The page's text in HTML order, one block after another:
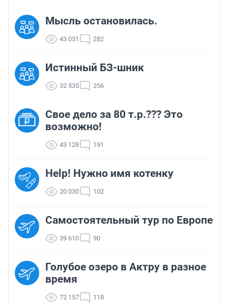
Мысль остановилась.
43 031 282
Истинный БЗ-шник
32 535 256
Свое дело за 80 т.р.??? Это
возможно!
43 128 191
Help! Нужно имя котенку
20 030 102
Самостоятельный тур по Европе
39 610 90
Голубое озеро в Актру в разное
время
72 157 118